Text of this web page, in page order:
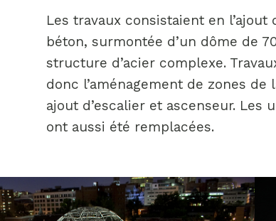
Les travaux consistaient en
béton, surmontée d’un dôme de
structure d’acier complexe.
donc l’aménagement de zones
ajout d’escalier et ascenseur. Les
ont aussi été remplacées.